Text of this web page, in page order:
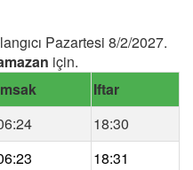
Pazartesi 8/2/2027.
için.
Iftar
18:30
18:31